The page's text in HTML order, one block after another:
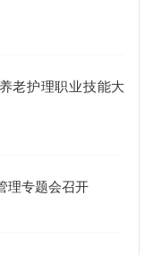
老护理职业技能大
理专题会召开